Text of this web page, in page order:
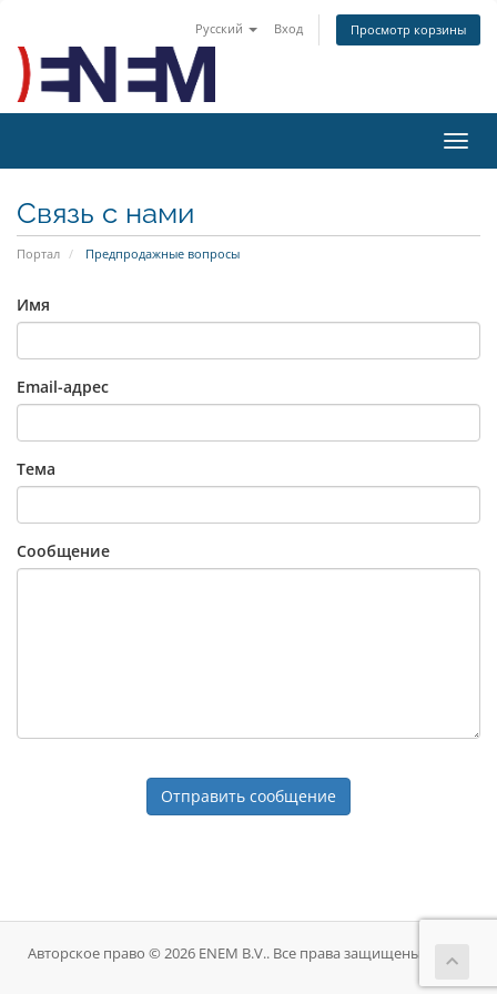
Русский Вход Просмотр корзины
Связь с нами
Портал Предпродажные вопросы
Имя
Email-адрес
Тема
Сообщение
Отправить сообщение
Авторское право © 2026 ENEM B.V.. Все права защищены.